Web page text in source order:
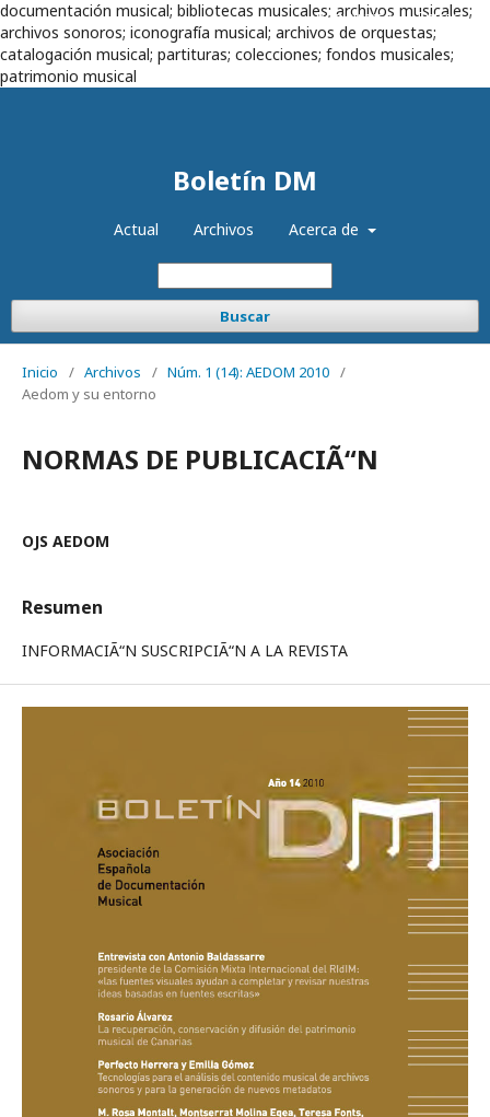
documentación musical; bibliotecas musicales; archivos musicales;
archivos sonoros; iconografía musical; archivos de orquestas;
catalogación musical; partituras; colecciones; fondos musicales;
patrimonio musical
Boletín DM
Actual Archivos Acerca de
Buscar
Registrarse Entrar
Inicio / Archivos / Núm. 1 (14): AEDOM 2010 /
Aedom y su entorno
NORMAS DE PUBLICACIÃ“N
OJS AEDOM
Resumen
INFORMACIÃ“N SUSCRIPCIÃ“N A LA REVISTA